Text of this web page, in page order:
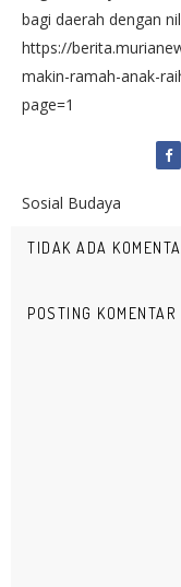
bagi daerah dengan
https://
makin-ramah-anak-
page=1
Sosial Budaya
TIDAK ADA
POSTING KOMENTAR